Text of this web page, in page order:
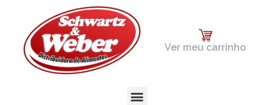
Ver meu carrinho